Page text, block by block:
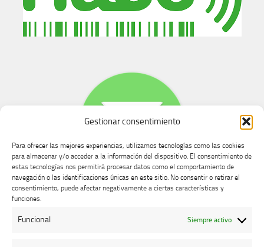
Gestionar consentimiento
Para ofrecer las mejores experiencias, utilizamos tecnologías como las cookies
para almacenar y/o acceder a la información del dispositivo. El consentimiento de
estas tecnologías nos permitirá procesar datos como el comportamiento de
navegación o las identificaciones únicas en este sitio. No consentir o retirar el
consentimiento, puede afectar negativamente a ciertas características y
funciones.
Funcional Siempre activo
Buzón de dudas, quejas y sugerencias